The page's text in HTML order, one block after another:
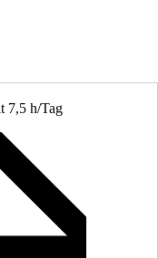
7,5 h/Tag
24